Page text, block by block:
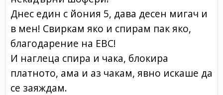
Днес един с йония 5, дава десен мигач и
в мен! Свиркам яко и спирам пак яко,
благодарение на EBC!
И наглеца спира и чака, блокира
платното, ама и аз чакам, явно искаше да
се заяждам.